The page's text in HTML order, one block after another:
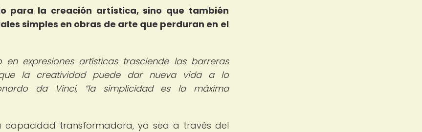
para la creación artística, sino que también
simples en obras de arte que perduran en el
expresiones artísticas trasciende las barreras
la creatividad puede dar nueva vida a lo
da Vinci,
la simplicidad es la máxima
transformadora, ya sea a través del